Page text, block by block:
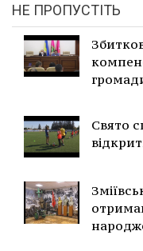
НЕ ПРОПУСТІТЬ
Свято